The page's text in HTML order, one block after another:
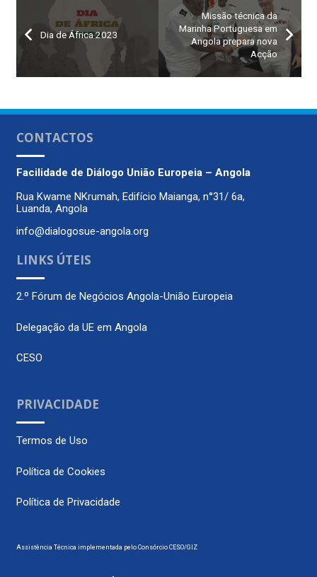
Dia de África 2023
Missão técnica da
Marinha Portuguesa em
Angola prepara nova
Acção
CONTACTOS
Facilidade de Diálogo União Europeia – Angola
Rua Kwame NKrumah, Edifício Maianga, n°31/ 6a,
Luanda, Angola
info@dialogosue-angola.org
LINKS ÚTEIS
2.º Fórum de Negócios Angola-União Europeia
Delegação da UE em Angola
CESO
PRIVACIDADE
Termos de Uso
Política de Cookies
Política de Privacidade
Assistência Técnica implementada pelo Consórcio CESO/GIZ